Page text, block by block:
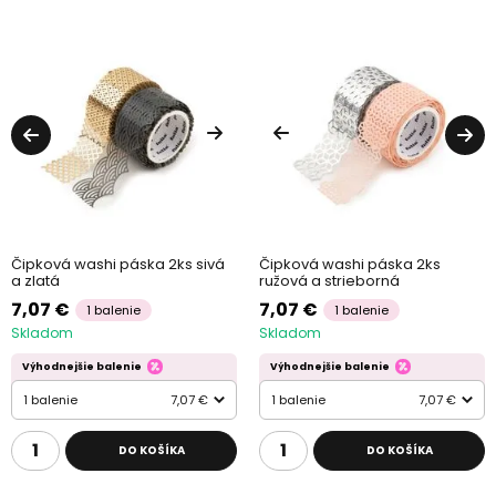
Čipková washi páska 2ks sivá
a zlatá
7,07 € 1 balenie
Skladom
Výhodnejšie balenie
1 balenie 7,07 €
DO KOŠÍKA
Čipková washi páska 2ks
ružová a strieborná
7,07 € 1 balenie
Skladom
Výhodnejšie balenie
1 balenie 7,07 €
DO KOŠÍKA